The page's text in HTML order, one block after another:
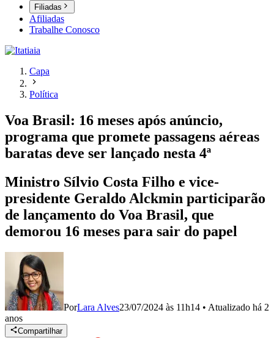
Filiadas
Afiliadas
Trabalhe Conosco
Capa
Política
Voa Brasil: 16 meses após anúncio,
programa que promete passagens aéreas
baratas deve ser lançado nesta 4ª
Ministro Sílvio Costa Filho e vice-
presidente Geraldo Alckmin participarão
de lançamento do Voa Brasil, que
demorou 16 meses para sair do papel
PorLara Alves23/07/2024 às 11h14 • Atualizado há 2
anos
Compartilhar